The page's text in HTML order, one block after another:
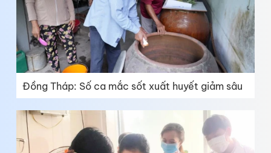
Đồng Tháp: Số ca mắc sốt xuất huyết giảm sâu